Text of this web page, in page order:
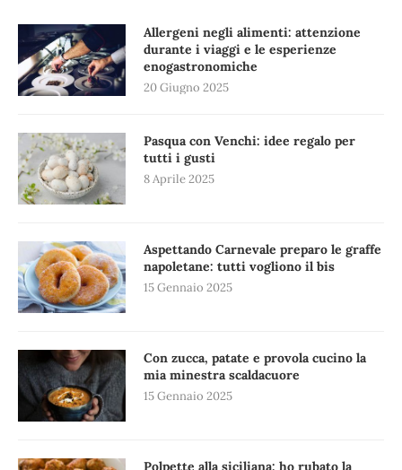
Allergeni negli alimenti: attenzione
durante i viaggi e le esperienze
enogastronomiche
20 Giugno 2025
Pasqua con Venchi: idee regalo per
tutti i gusti
8 Aprile 2025
Aspettando Carnevale preparo le graffe
napoletane: tutti vogliono il bis
15 Gennaio 2025
Con zucca, patate e provola cucino la
mia minestra scaldacuore
15 Gennaio 2025
Polpette alla siciliana: ho rubato la